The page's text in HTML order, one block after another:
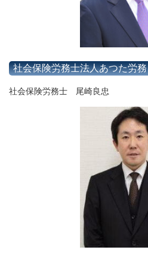
社会保険労務士法人あつた労務
社会保険労務士 尾崎良忠